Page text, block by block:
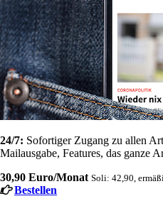
24/7: Sofortiger Zugang zu allen
Mailausgabe, Features, das ganze
30,90 Euro/Monat Soli: 42,90,
Bestellen